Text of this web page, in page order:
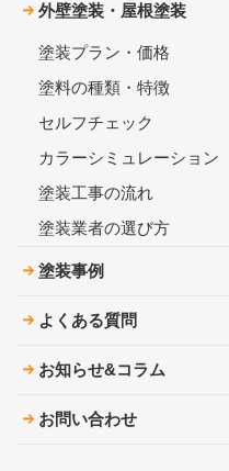
外壁塗装・屋根塗装
塗装プラン・価格
塗料の種類・特徴
セルフチェック
カラーシミュレーション
塗装工事の流れ
塗装業者の選び方
塗装事例
よくある質問
お知らせ&コラム
お問い合わせ